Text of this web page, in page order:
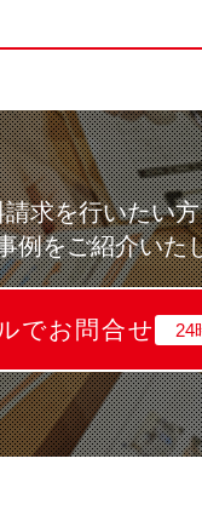
求を行いたい
例をご紹介いた
でお問合せ 24